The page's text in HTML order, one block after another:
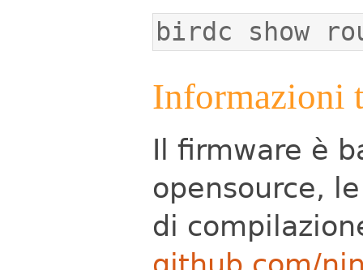
birdc show
Informazioni
Il firmware è
opensource,
di